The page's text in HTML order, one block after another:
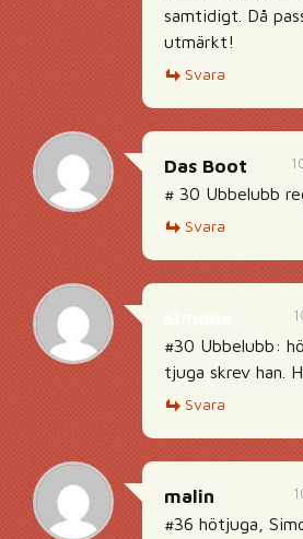
samtidigt. Då
utmärkt!
Svara
Das Boot
# 30 Ubbelubb
Svara
#30 Ubbelubb:
tjuga skrev han.
Svara
malin
#36 hötjuga,